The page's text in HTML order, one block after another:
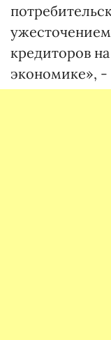
кредиторов
экономике»,